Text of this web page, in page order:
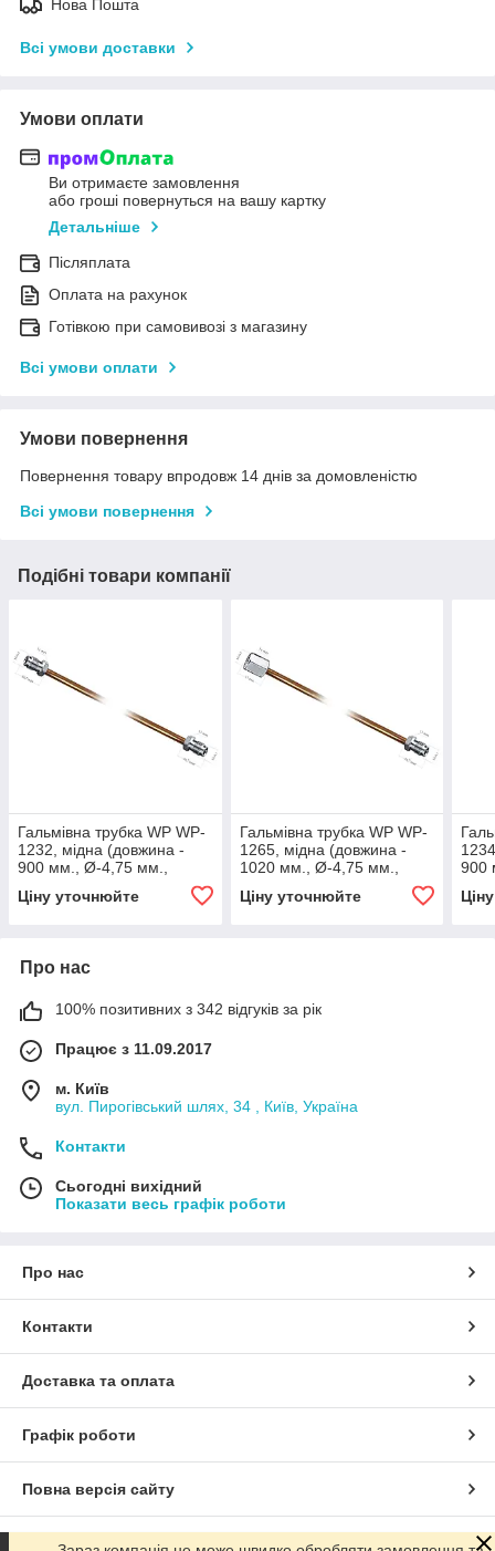
Нова Пошта
Всі умови доставки
Умови оплати
Ви отримаєте замовлення
або гроші повернуться на вашу картку
Детальніше
Післяплата
Оплата на рахунок
Готівкою при самовивозі з магазину
Всі умови оплати
Умови повернення
Повернення товару впродовж 14 днів за домовленістю
Всі умови повернення
Подібні товари компанії
Гальмівна трубка WP WP-
1232, мідна (довжина -
900 мм., Ø-4,75 мм.,
Ціну уточнюйте
Гальмівна трубка WP WP-
1265, мідна (довжина -
1020 мм., Ø-4,75 мм.,
Ціну уточнюйте
900
Про нас
100% позитивних з 342 відгуків за рік
Працює з 11.09.2017
м. Київ
вул. Пирогівський шлях, 34 , Київ, Україна
Контакти
Сьогодні вихідний
Показати весь графік роботи
Про нас
Контакти
Доставка та оплата
Графік роботи
Повна версія сайту
Сайт створено на маркетплейсі Prom.ua